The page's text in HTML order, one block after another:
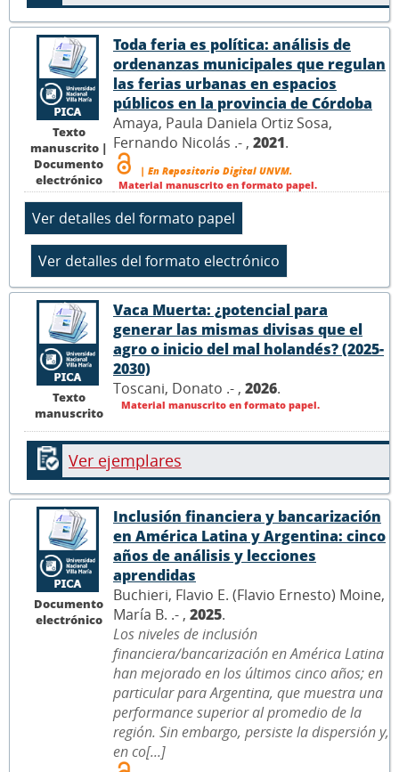
Texto
manuscrito |
Documento
electrónico
Toda feria es política: análisis de
ordenanzas municipales que regulan
las ferias urbanas en espacios
públicos en la provincia de Córdoba
Amaya, Paula Daniela Ortiz Sosa,
Fernando Nicolás .- , 2021.
| En Repositorio Digital UNVM.
Material manuscrito en formato papel.
Texto
manuscrito
Vaca Muerta: ¿potencial para
generar las mismas divisas que el
agro o inicio del mal holandés? (2025-
2030)
Toscani, Donato .- , 2026.
Material manuscrito en formato papel.
Ver ejemplares
Documento
electrónico
Inclusión financiera y bancarización
en América Latina y Argentina: cinco
años de análisis y lecciones
aprendidas
Buchieri, Flavio E. (Flavio Ernesto) Moine,
María B. .- , 2025.
Los niveles de inclusión
financiera/bancarización en América Latina
han mejorado en los últimos cinco años; en
particular para Argentina, que muestra una
performance superior al promedio de la
región. Sin embargo, persiste la dispersión y,
en co[...]